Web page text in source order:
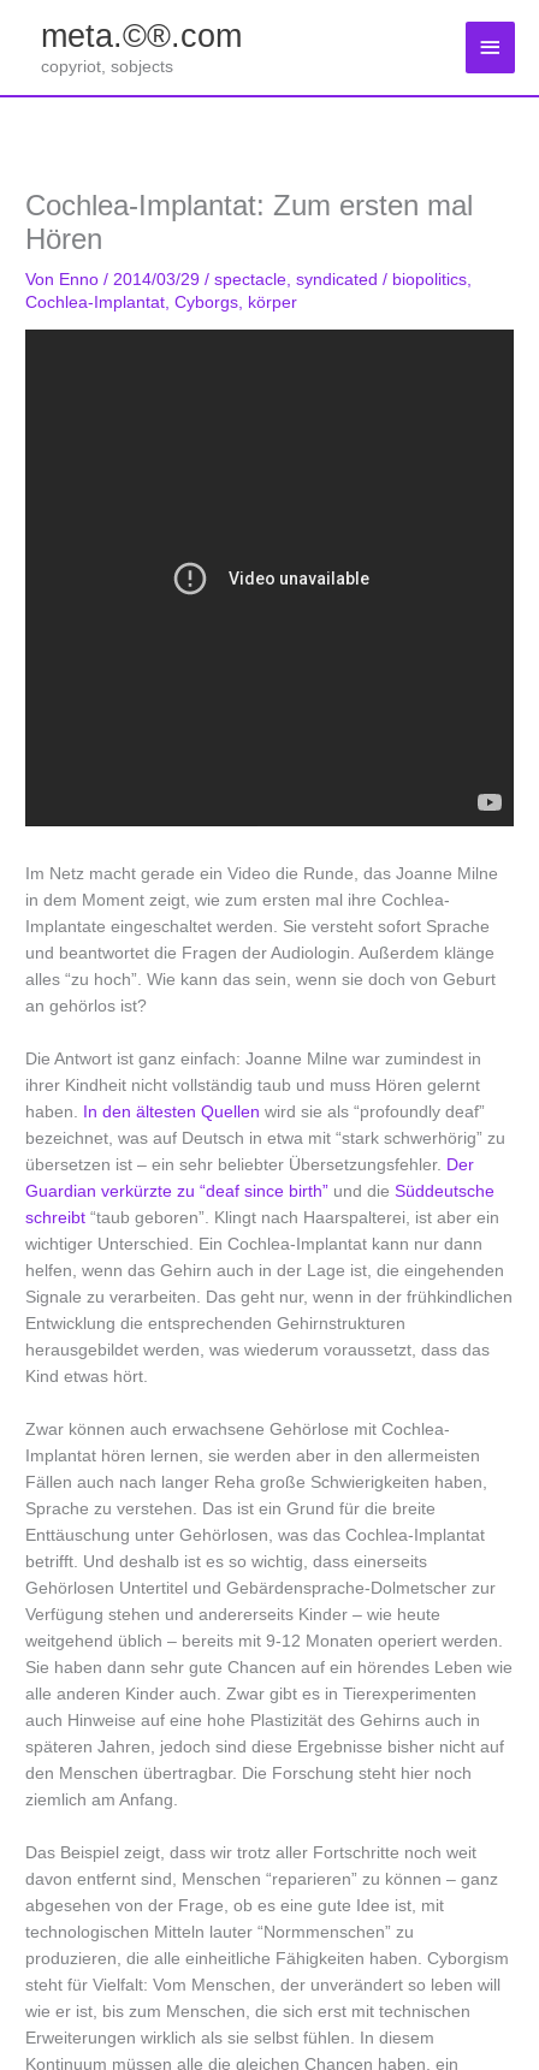
springen
meta.©®.com
copyriot, sobjects
Cochlea-Implantat: Zum ersten mal
Hören
Von Enno/ 2014/03/29/spectacle ,syndicated / biopolitics
Cochlea-Implantat ,Cyborgs körper
Im Netz macht gerade ein Video die Runde, das Joanne Milne
in dem Moment zeigt, wie zum ersten mal ihre Cochlea-
Implantate eingeschaltet werden. Sie versteht sofort Sprache
und beantwortet die Fragen der Audiologin. Außerdem klänge
alles “zu hoch”. Wie kann das sein, wenn sie doch von Geburt
an gehörlos ist?
Die Antwort ist ganz einfach: Joanne Milne war zumindest in
ihrer Kindheit nicht vollständig taub und muss Hören gelernt
haben.
In den ältesten Quellen wird sie als “profoundly deaf”
bezeichnet, was auf Deutsch in etwa mit “stark schwerhörig” zu
übersetzen ist – ein sehr beliebter Übersetzungsfehler. Der
Guardian verkürzte zu “deaf since birth” und dieSüddeutsche
schreibt “taub geboren”. Klingt nach Haarspalterei, ist aber ein
wichtiger Unterschied. Ein Cochlea-Implantat kann nur dann
helfen, wenn das Gehirn auch in der Lage ist, die eingehenden
Signale zu verarbeiten. Das geht nur, wenn in der frühkindlichen
Entwicklung die entsprechenden Gehirnstrukturen
herausgebildet werden, was wiederum voraussetzt, dass das
Kind etwas hört.
Zwar können auch erwachsene Gehörlose mit Cochlea-
Implantat hören lernen, sie werden aber in den allermeisten
Fällen auch nach langer Reha große Schwierigkeiten haben,
Sprache zu verstehen. Das ist ein Grund für die breite
Enttäuschung unter Gehörlosen, was das Cochlea-Implantat
betrifft. Und deshalb ist es so wichtig, dass einerseits
Gehörlosen Untertitel und Gebärdensprache-Dolmetscher zur
Verfügung stehen und andererseits Kinder – wie heute
weitgehend üblich – bereits mit 9-12 Monaten operiert werden.
Sie haben dann sehr gute Chancen auf ein hörendes Leben wie
alle anderen Kinder auch. Zwar gibt es in Tierexperimenten
auch Hinweise auf eine hohe Plastizität des Gehirns auch in
späteren Jahren, jedoch sind diese Ergebnisse bisher nicht auf
den Menschen übertragbar. Die Forschung steht hier noch
ziemlich am Anfang.
Das Beispiel zeigt, dass wir trotz aller Fortschritte noch weit
davon entfernt sind, Menschen “reparieren” zu können – ganz
abgesehen von der Frage, ob es eine gute Idee ist, mit
technologischen Mitteln lauter “Normmenschen” zu
produzieren, die alle einheitliche Fähigkeiten haben. Cyborgism
steht für Vielfalt: Vom Menschen, der unverändert so leben will
wie er ist, bis zum Menschen, die sich erst mit technischen
Erweiterungen wirklich als sie selbst fühlen. In diesem
Kontinuum müssen alle die gleichen Chancen haben, ein